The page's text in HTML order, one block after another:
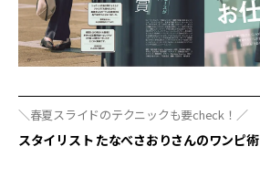
＼春夏スライドのテクニックも要check！／
スタイリスト たなべさおりさんのワンピ術